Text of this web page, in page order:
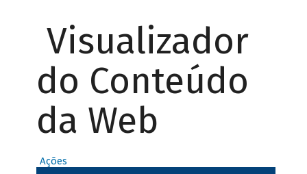
Visualizador
do Conteúdo
da Web
Ações